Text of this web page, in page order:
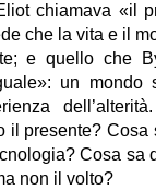
chiamava «il
che la vita e il
e quello che
un mondo
il presente? Cosa
Cosa sa
non il volto?